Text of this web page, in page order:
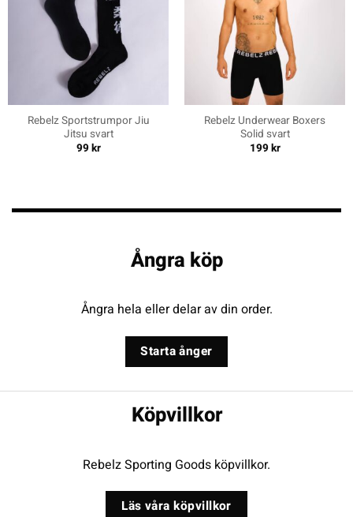
Rebelz Sportstrumpor Jiu
Jitsu svart
99kr
Rebelz Underwear Boxers
Solid svart
199kr
Ångra köp
Ångra hela eller delar av din order.
Starta ånger
Köpvillkor
Rebelz Sporting Goods köpvillkor.
Läs våra köpvillkor